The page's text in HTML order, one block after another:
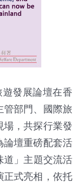
發展論壇在香
管部門、國際旅
場，共探行業發
論壇重磅配套活
道」主題交流活
正式亮相，依托